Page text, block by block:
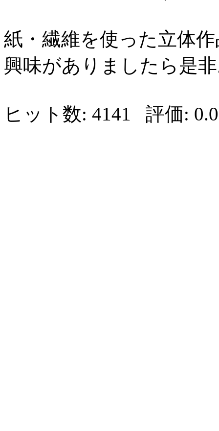
紙・繊維を使った立体
興味がありましたら是
ヒット数: 4141 評価: